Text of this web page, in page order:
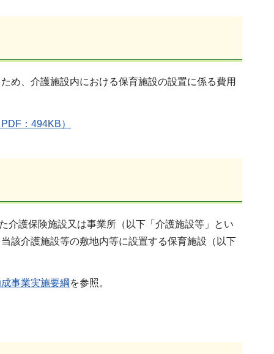
め、介護施設内における保育施設の設置に係る費用
：494KB）
護保険施設又は事業所（以下「介護施設等」とい
該介護施設等の敷地内等に設置する保育施設（以下
事業実施要綱 を参照。